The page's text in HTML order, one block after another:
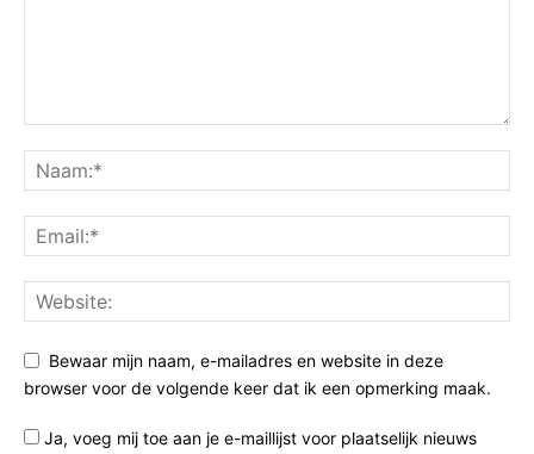
Bewaar mijn naam, e-mailadres en website in deze
browser voor de volgende keer dat ik een opmerking maak.
Ja, voeg mij toe aan je e-maillijst voor plaatselijk nieuws